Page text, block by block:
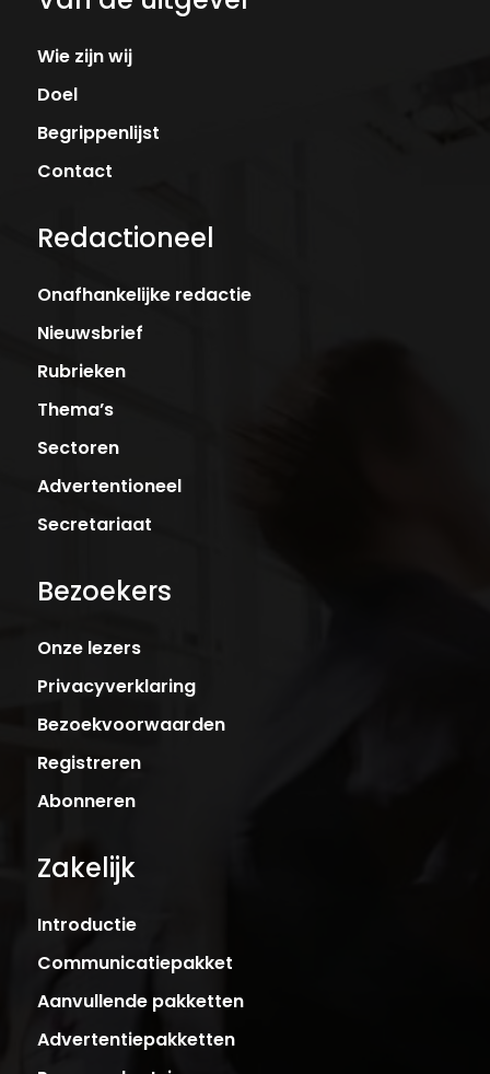
Wie zijn wij
Doel
Begrippenlijst
Contact
Redactioneel
Onafhankelijke redactie
Nieuwsbrief
Rubrieken
Thema’s
Sectoren
Advertentioneel
Secretariaat
Bezoekers
Onze lezers
Privacyverklaring
Bezoekvoorwaarden
Registreren
Abonneren
Zakelijk
Introductie
Communicatiepakket
Aanvullende pakketten
Advertentiepakketten